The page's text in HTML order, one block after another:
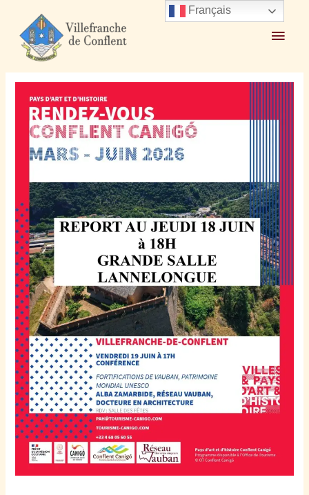
Accueil 2026 juin
10
Conférence Pays d’Art et d’Histoire 18 juin 2026 à 18h à
Villefranche de Conflent
Français